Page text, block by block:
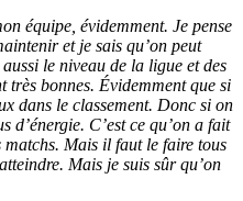
équipe, évidemment. Je pense
et je sais qu’on peut
le niveau de la ligue et des
très bonnes. Évidemment que si
dans le classement. Donc si on
d’énergie. C’est ce qu’on a fait
Mais il faut le faire tous
Mais je suis sûr qu’on